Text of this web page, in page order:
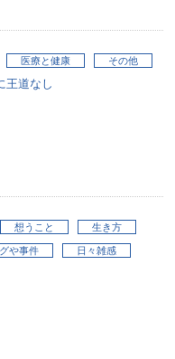
医療と健康 その他
王道なし
想うこと 生き方
や事件 日々雑感